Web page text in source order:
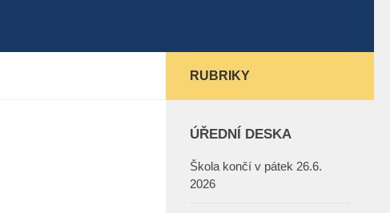
RUBRIKY
ÚŘEDNÍ DESKA
Škola končí v pátek 26.6.
2026